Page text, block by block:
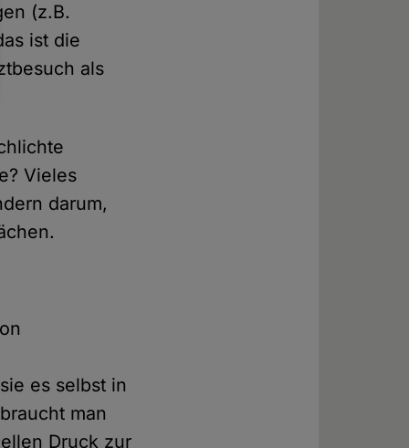
(z.B.
ist die
als
Vieles
darum,
es selbst in
man
Druck zur